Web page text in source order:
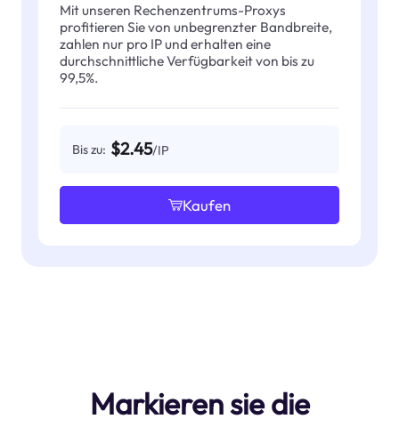
Mit unseren Rechenzentrums-Proxys
profitieren Sie von unbegrenzter Bandbreite,
zahlen nur pro IP und erhalten eine
durchschnittliche Verfügbarkeit von bis zu
99,5%.
Bis zu: $2.45/IP
Kaufen
Markieren sie die